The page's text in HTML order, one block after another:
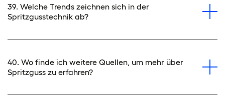
39. Welche Trends zeichnen sich in der
Spritzgusstechnik ab?
40. Wo finde ich weitere Quellen, um mehr über
Spritzguss zu erfahren?